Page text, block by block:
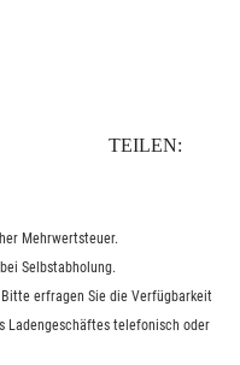
TEILEN:
Mehrwertsteuer.
Selbstabholung.
erfragen Sie die Verfügbarkeit
Ladengeschäftes telefonisch oder